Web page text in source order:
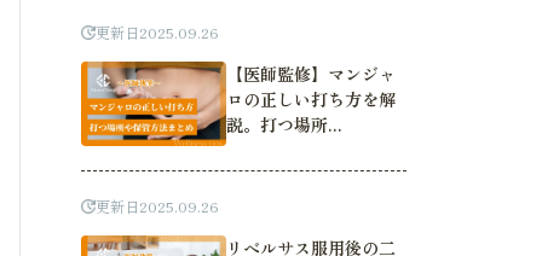
更新日2025.09.26
【医師監修】マンジャ
ロの正しい打ち方を解
説。打つ場所...
更新日2025.09.26
リベルサス服用後の二